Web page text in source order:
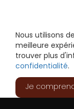
Nous utilisons
meilleure
trouver plus
confidentialité.
Je